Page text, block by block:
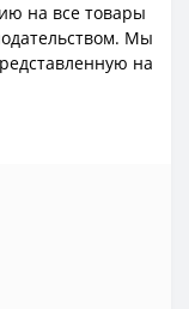
на все товары
Мы
на